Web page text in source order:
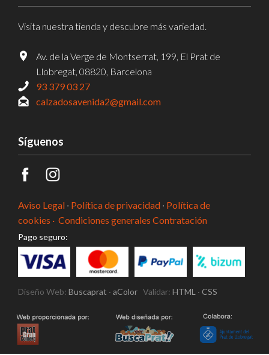
Visita nuestra tienda y descubre más variedad.
Av. de la Verge de Montserrat, 199, El Prat de
Llobregat, 08820, Barcelona
93 379 03 27
calzadosavenida2@gmail.com
Síguenos
Aviso Legal · Política de privacidad · Política de
cookies · Condiciones generales Contratación
Pago seguro:
Diseño Web: Buscaprat · aColor Validar: HTML · CSS